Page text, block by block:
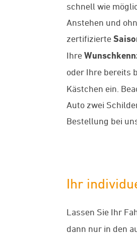
schnell wie
Anstehen und
zertifizierte
Ihre
oder Ihre bereits
Kästchen ein.
Auto zwei
Bestellung bei
Ihr
Lassen Sie Ihr
dann nur in den